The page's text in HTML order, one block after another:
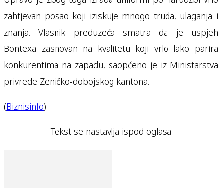
zahtjevan posao koji iziskuje mnogo truda, ulaganja i
znanja. Vlasnik preduzeća smatra da je uspjeh
Bontexa zasnovan na kvalitetu koji vrlo lako parira
konkurentima na zapadu, saopćeno je iz Ministarstva
privrede Zeničko-dobojskog kantona.
(Biznisinfo)
Tekst se nastavlja ispod oglasa